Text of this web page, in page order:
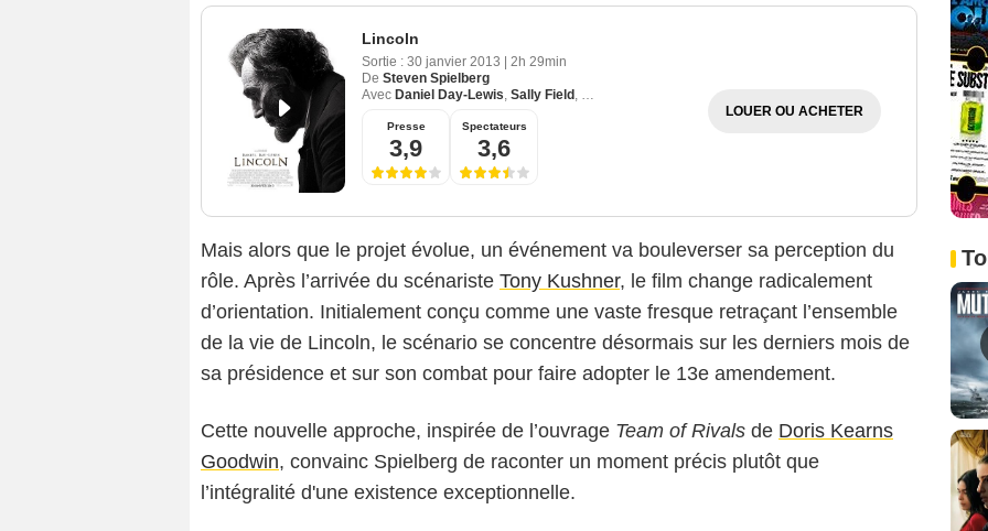
Lincoln
Sortie : 30 janvier 2013
2h 29min
De Steven Spielberg
Avec Daniel Day-Lewis, Sally Field , David Strathairn
Presse
3,9
Spectateurs
3,6
LOUER OU ACHETER
Mais alors que le projet évolue, un événement va bouleverser sa perception du
rôle. Après l’arrivée du scénariste Tony Kushner, le film change radicalement
d’orientation. Initialement conçu comme une vaste fresque retraçant l’ensemble
de la vie de Lincoln, le scénario se concentre désormais sur les derniers mois de
sa présidence et sur son combat pour faire adopter le 13e amendement.
Cette nouvelle approche, inspirée de l’ouvrage Team of Rivals de Doris Kearns
Goodwin, convainc Spielberg de raconter un moment précis plutôt que
l’intégralité d'une existence exceptionnelle.